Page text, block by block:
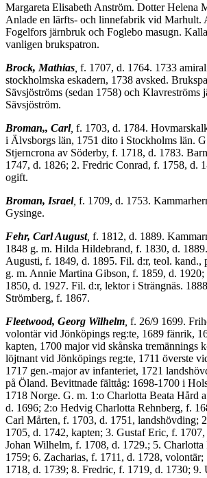
Margareta Elisabeth Anström. Dotter Helena
Anlade en lärfts- och linnefabrik vid Marhult.
Fogelfors järn­bruk och Foglebo masugn.
vanligen brukspatron.
Brock, Mathias f. 1707, d. 1764. 1733
stockholmska eska­dern, 1738 avsked.
Sävsjöströms (sedan 1758) och Klavreströms
Sävsjöström.
Broman,, Carl, f. 1703, d. 1784.
i Älvsborgs län, 1751 dito i Stockholms län.
Stjerncrona av Söder­by, f. 1718, d. 1783.
1747, d. 1826; 2. Fredric Conrad, f. 1758, d.
ogift.
Broman, Israel, f. 1709, d. 1753.
Gysinge.
Fehr, Carl August, f. 1812, d. 1889.
1848 g. m. Hilda Hildebrand, f. 1830, d.
Augusti, f. 1849, d. 1895. Fil. d:r, teol. kand.,
g. m. Annie Martina Gibson, f. 1859, d.
1850, d. 1927. Fil. d:r, lektor i Strängnäs.
Strömberg, f. 1867.
Fleetwood, Georg Wilhelm f. 26/9 1699.
volontär vid Jönköpings reg:te, 1689 fänrik,
kapten, 1700 major vid skånska tremännings
löjtnant vid Jönköpings reg:te, 1711 överste
1717 gen.-major av infanteriet, 1721
på Öland. Bevittnade fälttåg: 1698-1700 i
1718 Norge. G. m. 1:o Charlotta Beata Hård
d. 1696; 2:o Hedvig Charlotta Rehnberg, f.
Carl Mårten, f. 1703, d. 1751, landshövding;
1705, d. 1742, kapten; 3. Gustaf Eric, f.
Johan Wilhelm, f. 1708, d. 1729.; 5.
1759; 6. Zacharias, f. 1711, d. 1728,
1718, d. 1739; 8. Fredric, f. 1719, d. 1730; 9.